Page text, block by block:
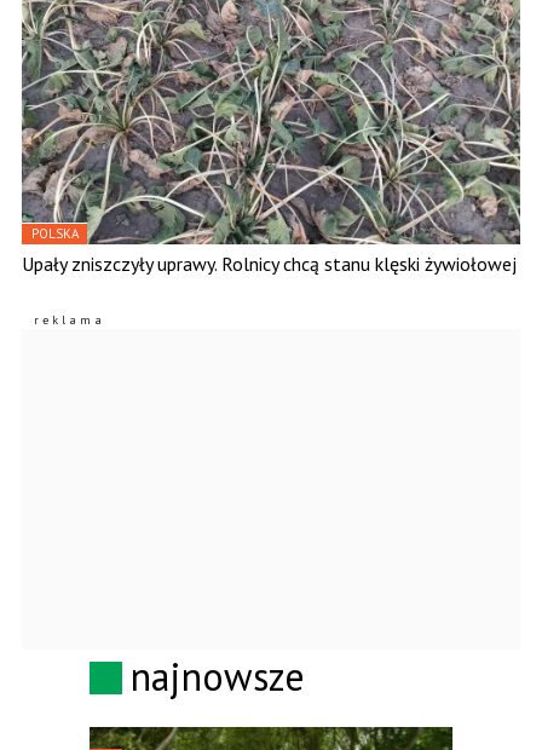
POLSKA
Upały zniszczyły uprawy. Rolnicy chcą stanu klęski żywiołowej
najnowsze